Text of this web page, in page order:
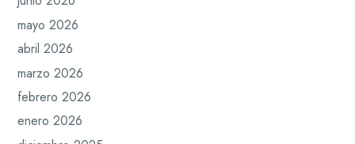
mayo 2026
abril 2026
marzo 2026
febrero 2026
enero 2026